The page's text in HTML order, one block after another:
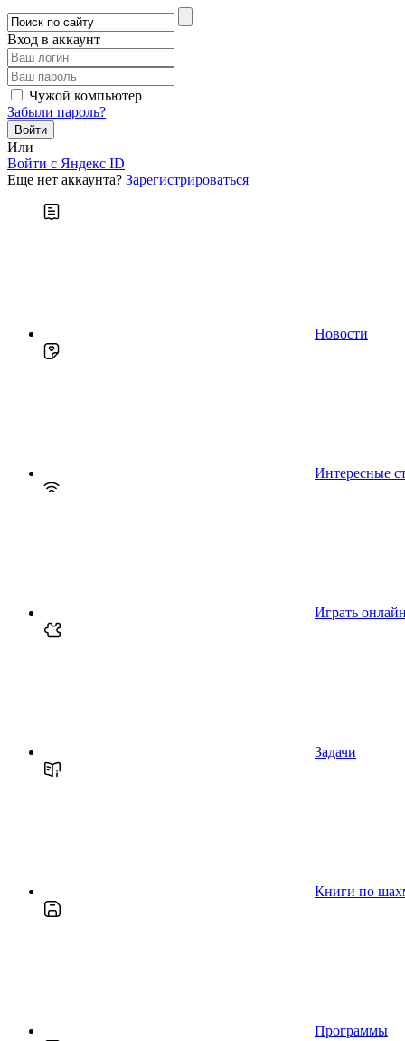
Вход в аккаунт
Чужой компьютер
Забыли пароль?
Или
Войти c Яндекс ID
Еще нет аккаунта? Зарегистрироваться
Новости
Интересные
Играть онлайн
Задачи
Книги по
Программы